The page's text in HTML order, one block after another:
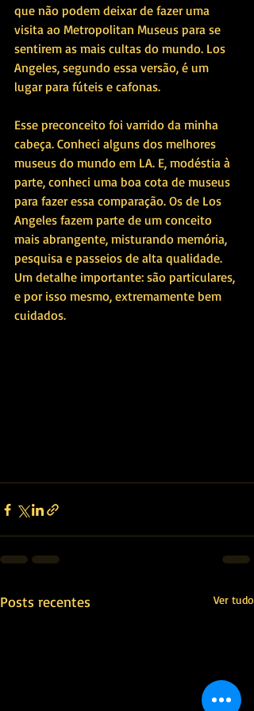
que não podem deixar de fazer uma
visita ao Metropolitan Museus para se
sentirem as mais cultas do mundo. Los
Angeles, segundo essa versão, é um
lugar para fúteis e cafonas.
Esse preconceito foi varrido da minha
cabeça. Conheci alguns dos melhores
museus do mundo em LA. E, modéstia à
parte, conheci uma boa cota de museus
para fazer essa comparação. Os de Los
Angeles fazem parte de um conceito
mais abrangente, misturando memória,
pesquisa e passeios de alta qualidade.
Um detalhe importante: são particulares,
e por isso mesmo, extremamente bem
cuidados.
Posts recentes Ver tudo